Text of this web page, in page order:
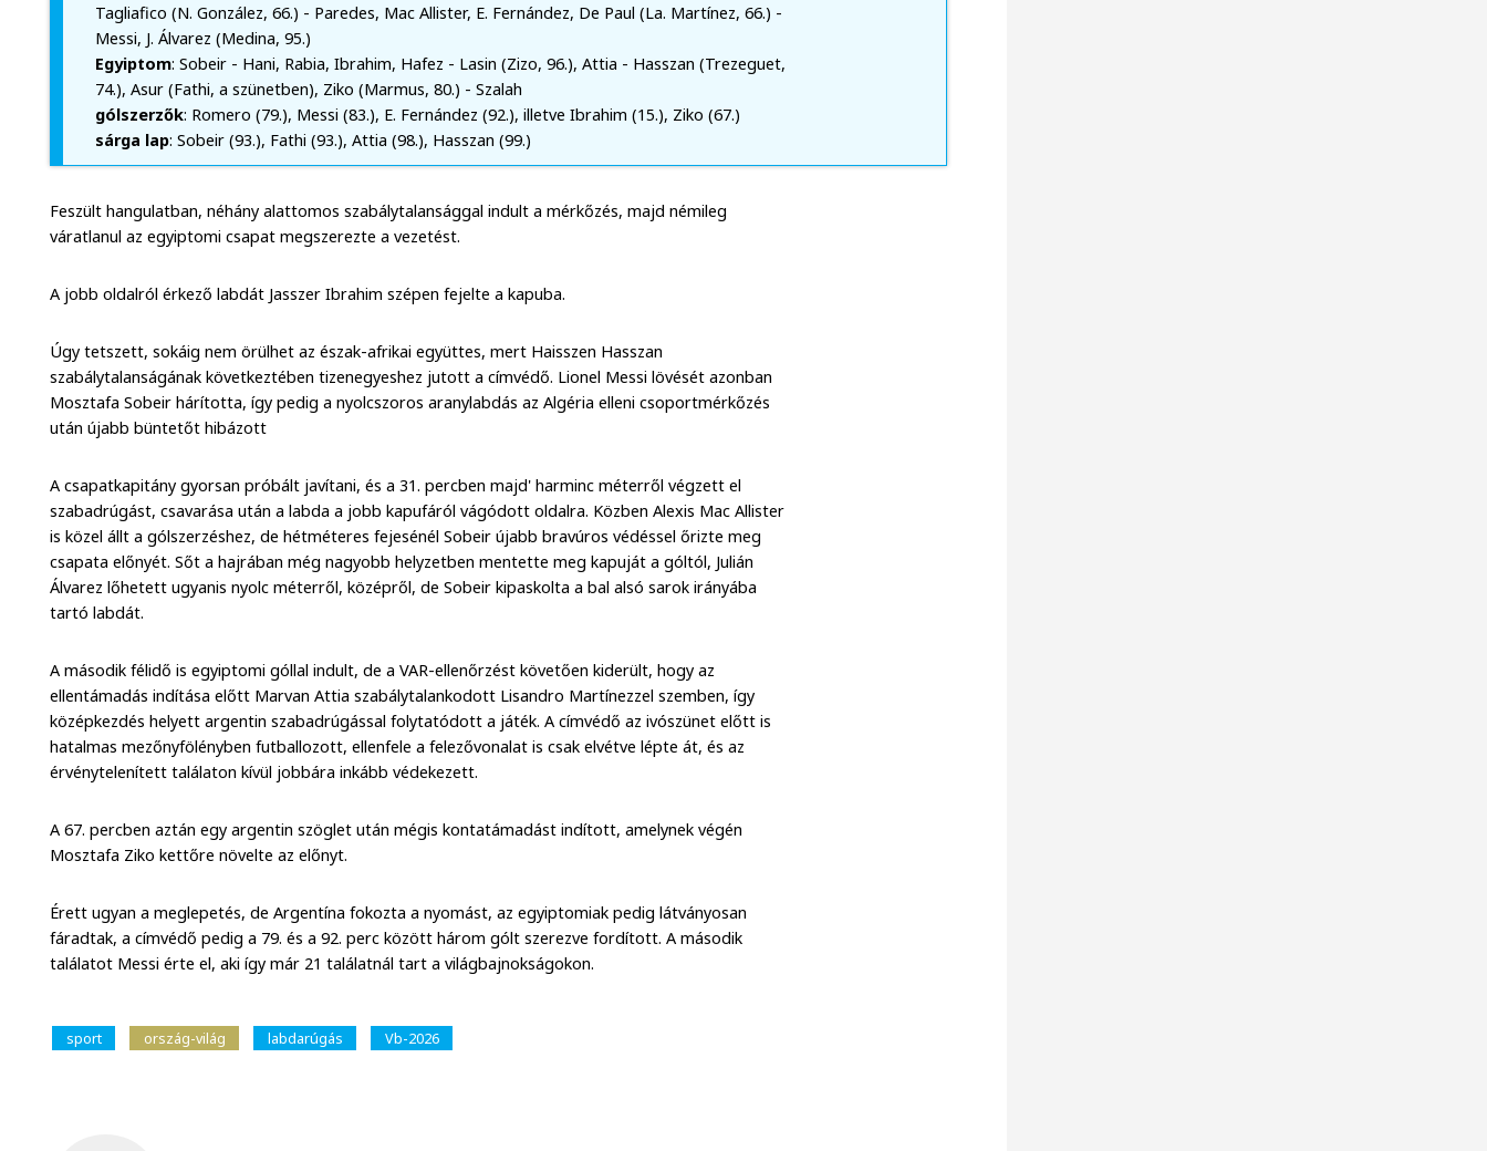
Tagliafico (N. González, 66.) - Paredes, Mac Allister, E. Fernández, De Paul (La. Martínez, 66.) -
Messi, J. Álvarez (Medina, 95.)
Egyiptom: Sobeir - Hani, Rabia, Ibrahim, Hafez - Lasin (Zizo, 96.), Attia - Hasszan (Trezeguet,
74.), Asur (Fathi, a szünetben), Ziko (Marmus, 80.) - Szalah
gólszerzők: Romero (79.), Messi (83.), E. Fernández (92.), illetve Ibrahim (15.), Ziko (67.)
sárga lap: Sobeir (93.), Fathi (93.), Attia (98.), Hasszan (99.)
Feszült hangulatban, néhány alattomos szabálytalansággal indult a mérkőzés, majd némileg
váratlanul az egyiptomi csapat megszerezte a vezetést.
A jobb oldalról érkező labdát Jasszer Ibrahim szépen fejelte a kapuba.
Úgy tetszett, sokáig nem örülhet az észak-afrikai együttes, mert Haisszen Hasszan
szabálytalanságának következtében tizenegyeshez jutott a címvédő. Lionel Messi lövését azonban
Mosztafa Sobeir hárította, így pedig a nyolcszoros aranylabdás az Algéria elleni csoportmérkőzés
után újabb büntetőt hibázott
A csapatkapitány gyorsan próbált javítani, és a 31. percben majd' harminc méterről végzett el
szabadrúgást, csavarása után a labda a jobb kapufáról vágódott oldalra. Közben Alexis Mac Allister
is közel állt a gólszerzéshez, de hétméteres fejesénél Sobeir újabb bravúros védéssel őrizte meg
csapata előnyét. Sőt a hajrában még nagyobb helyzetben mentette meg kapuját a góltól, Julián
Álvarez lőhetett ugyanis nyolc méterről, középről, de Sobeir kipaskolta a bal alsó sarok irányába
tartó labdát.
A második félidő is egyiptomi góllal indult, de a VAR-ellenőrzést követően kiderült, hogy az
ellentámadás indítása előtt Marvan Attia szabálytalankodott Lisandro Martínezzel szemben, így
középkezdés helyett argentin szabadrúgással folytatódott a játék. A címvédő az ivószünet előtt is
hatalmas mezőnyfölényben futballozott, ellenfele a felezővonalat is csak elvétve lépte át, és az
érvénytelenített találaton kívül jobbára inkább védekezett.
A 67. percben aztán egy argentin szöglet után mégis kontatámadást indított, amelynek végén
Mosztafa Ziko kettőre növelte az előnyt.
Érett ugyan a meglepetés, de Argentína fokozta a nyomást, az egyiptomiak pedig látványosan
fáradtak, a címvédő pedig a 79. és a 92. perc között három gólt szerezve fordított. A második
találatot Messi érte el, aki így már 21 találatnál tart a világbajnokságokon.
sport ország-világ labdarúgás Vb-2026